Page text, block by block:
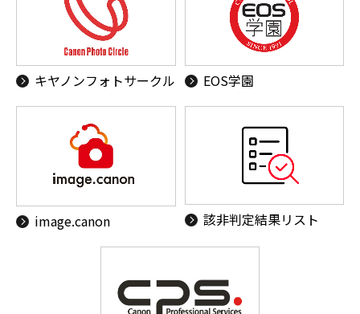
キヤノンフォトサークル EOS学園
image.canon 該非判定結果リスト